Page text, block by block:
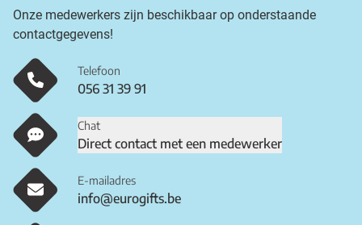
Onze medewerkers zijn beschikbaar op onderstaande
contactgegevens!
Telefoon
056 31 39 91
Chat
Direct contact met een medewerker
E-mailadres
info@eurogifts.be